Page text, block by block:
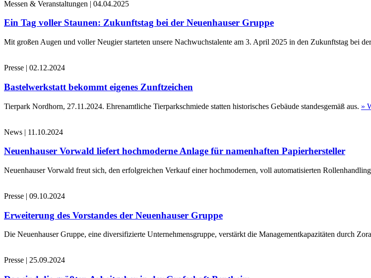
Messen & Veranstaltungen | 04.04.2025
Ein Tag voller Staunen: Zukunftstag bei der Neuenhauser Gruppe
Mit großen Augen und voller Neugier starteten unsere Nachwuchstalente am 3. April 2025 in den Zukunftstag bei
Presse | 02.12.2024
Bastelwerkstatt bekommt eigenes Zunftzeichen
Tierpark Nordhorn, 27.11.2024. Ehrenamtliche Tierparkschmiede statten historisches Gebäude standesgemäß aus. »
News | 11.10.2024
Neuenhauser Vorwald liefert hochmoderne Anlage für namenhaften Papierhersteller
Neuenhauser Vorwald freut sich, den erfolgreichen Verkauf einer hochmodernen, voll automatisierten
Presse | 09.10.2024
Erweiterung des Vorstandes der Neuenhauser Gruppe
Die Neuenhauser Gruppe, eine diversifizierte Unternehmensgruppe, verstärkt die Managementkapazitäten durch
Presse | 25.09.2024